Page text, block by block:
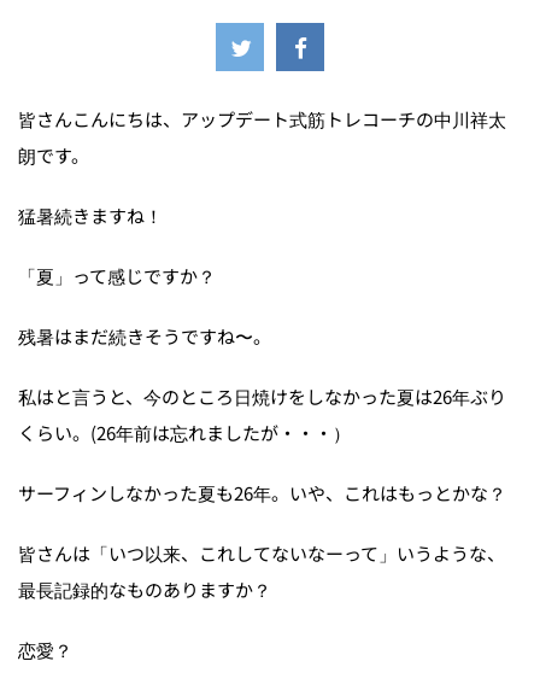
皆さんこんにちは、アップデート式筋トレコーチの中川祥太
朗です。
猛暑続きますね！
「夏」って感じですか？
残暑はまだ続きそうですね〜。
私はと言うと、今のところ日焼けをしなかった夏は26年ぶり
くらい。(26年前は忘れましたが・・・）
サーフィンしなかった夏も26年。いや、これはもっとかな？
皆さんは「いつ以来、これしてないなーって」いうような、
最長記録的なものありますか？
恋愛？